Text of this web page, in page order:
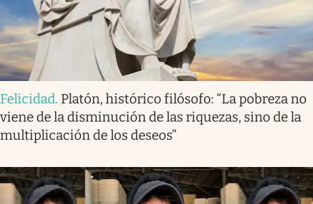
Felicidad. Platón, histórico filósofo: “La pobreza no
viene de la disminución de las riquezas, sino de la
multiplicación de los deseos”